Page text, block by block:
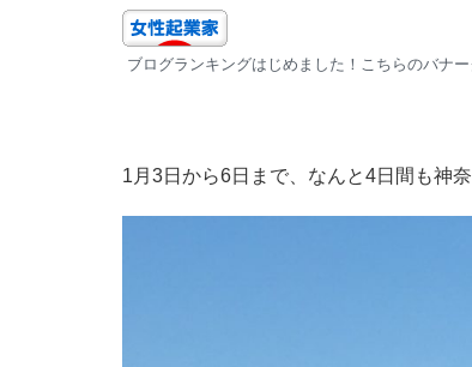
ブログランキングはじめました！こちらのバナ
1月3日から6日まで、なんと4日間も神